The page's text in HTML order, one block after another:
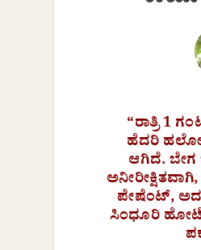
“ರಾತ್ರಿ 1
ಹೆದರಿ ಹಲೋ
ಆಗಿದೆ. ಬೇಗ
ಪೇಷೆಂಟ್,
ಸಿಂಧೂರಿ